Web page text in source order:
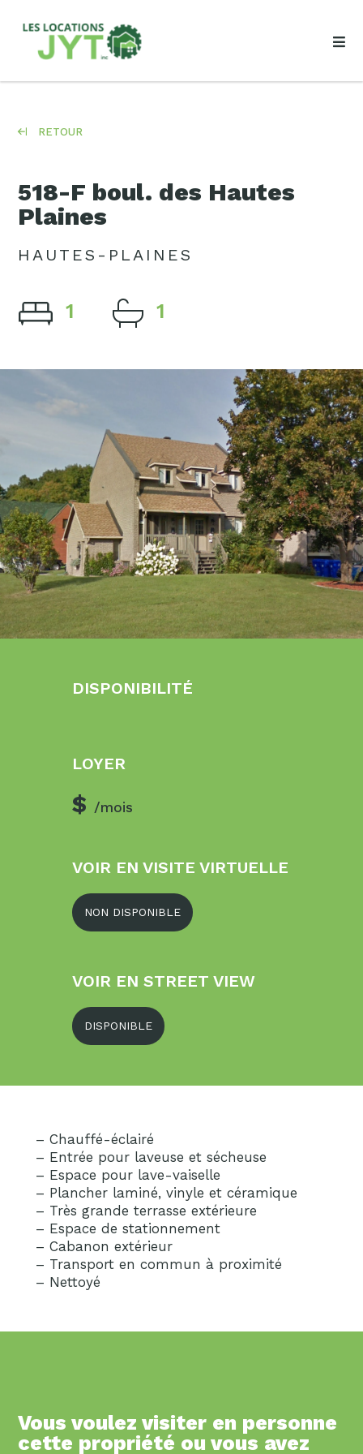
RETOUR
518-F boul. des Hautes
Plaines
HAUTES-PLAINES
1 1
DISPONIBILITÉ
LOYER
$ /mois
VOIR EN VISITE VIRTUELLE
NON DISPONIBLE
VOIR EN STREET VIEW
DISPONIBLE
– Chauffé-éclairé
– Entrée pour laveuse et sécheuse
– Espace pour lave-vaiselle
– Plancher laminé, vinyle et céramique
– Très grande terrasse extérieure
– Espace de stationnement
– Cabanon extérieur
– Transport en commun à proximité
– Nettoyé
Vous voulez visiter en personne
cette propriété ou vous avez